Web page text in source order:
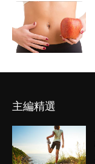
主編精選